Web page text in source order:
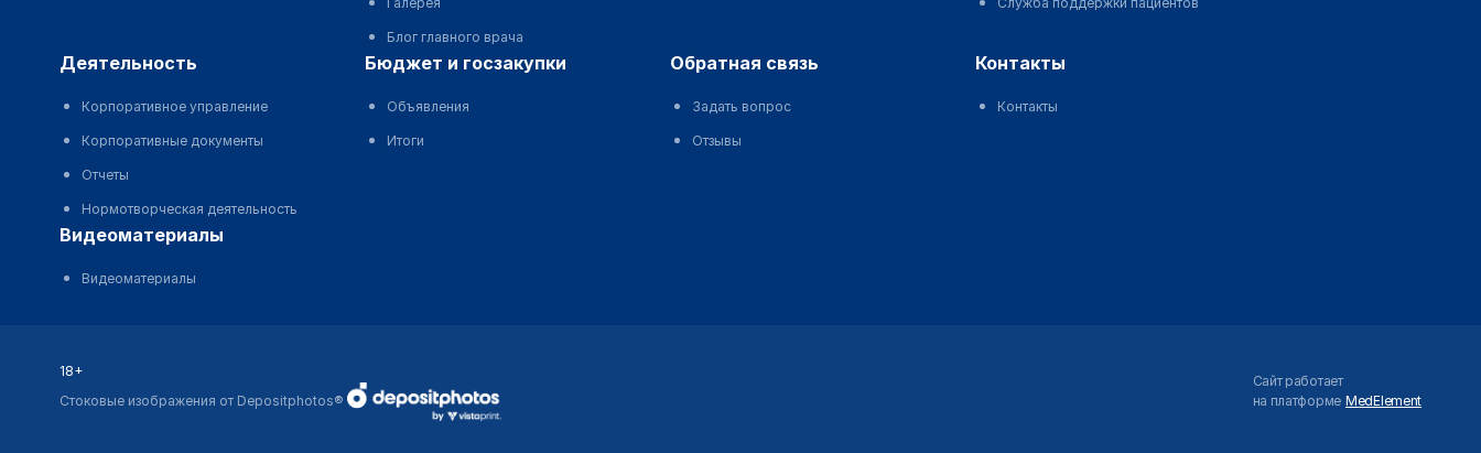
Блог главного врача
деятельность
Корпоративное управление
Корпоративные документы
Отчеты
Нормотворческая деятельность
бюджет и госзакупки
Объявления
Итоги
обратная связь
Задать вопрос
Отзывы
контакты
Контакты
видеоматериалы
Видеоматериалы
18+
Стоковые изображения от Depositphotos®
Сайт работает
на платформе MedElement